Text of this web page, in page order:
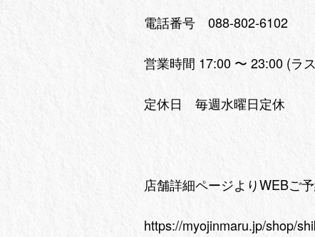
電話番号 088-802-6102
営業時間 17:00 〜 23:00 (ラ
定休日 毎週水曜日定休
店舗詳細ページよりWEBご
https://myojinmaru.jp/shop/